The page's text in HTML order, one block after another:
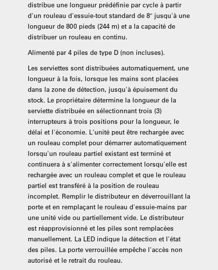
distribue une longueur prédéfinie par cycle à partir
d'un rouleau d'essuie-tout standard de 8″ jusqu'à une
longueur de 800 pieds (244 m) et a la capacité de
distribuer un rouleau en continu.
Alimenté par 4 piles de type D (non incluses).
Les serviettes sont distribuées automatiquement, une
longueur à la fois, lorsque les mains sont placées
dans la zone de détection, jusqu'à épuisement du
stock. Le propriétaire détermine la longueur de la
serviette distribuée en sélectionnant trois (3)
interrupteurs à trois positions pour la longueur, le
délai et l'économie. L'unité peut être rechargée avec
un rouleau complet pour démarrer automatiquement
lorsqu'un rouleau partiel existant est terminé et
continuera à s'alimenter correctement lorsqu'elle est
rechargée avec un rouleau complet et que le rouleau
partiel est transféré à la position de rouleau
incomplet. Remplir le distributeur en déverrouillant la
porte et en remplaçant le rouleau d'essuie-mains par
une unité vide ou partiellement vide. Le distributeur
est réapprovisionné et les piles sont remplacées
manuellement. La LED indique la détection et l'état
des piles. La porte verrouillée empêche l'accès non
autorisé et le retrait du rouleau.